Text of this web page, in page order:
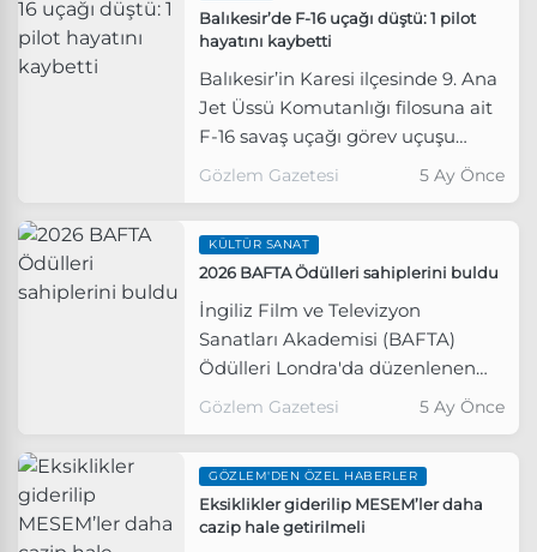
Balıkesir’de F-16 uçağı düştü: 1 pilot
hayatını kaybetti
Balıkesir’in Karesi ilçesinde 9. Ana
Jet Üssü Komutanlığı filosuna ait
F-16 savaş uçağı görev uçuşu
sırasında kaza kırıma uğradı.
Gözlem Gazetesi 5 Ay Önce
KÜLTÜR SANAT
2026 BAFTA Ödülleri sahiplerini buldu
İngiliz Film ve Televizyon
Sanatları Akademisi (BAFTA)
Ödülleri Londra'da düzenlenen
törenle sahiplerine verildi.
Gözlem Gazetesi 5 Ay Önce
GÖZLEM'DEN ÖZEL HABERLER
Eksiklikler giderilip MESEM’ler daha
cazip hale getirilmeli